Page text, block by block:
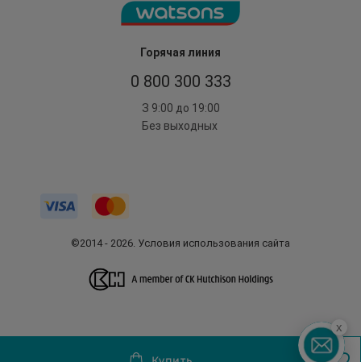
Горячая линия
0 800 300 333
З 9:00 до 19:00
Без выходных
©2014 - 2026. Условия использования сайта
x